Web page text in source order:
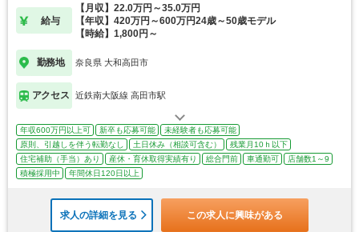
給与
【月収】22.0万円～35.0万円
【年収】420万円～600万円24歳～50歳モデル
【時給】1,800円～
勤務地 奈良県 大和高田市
アクセス 近鉄南大阪線 高田市駅
年収600万円以上可 新卒も応募可能
未経験者も応募可能
原則、引越しを伴う転勤なし
土日休み（相談可含む）
残業月10ｈ以下
住宅補助（手当）あり
産休・育休取得実績有り 総合門前 車通勤可
店舗数1～9
積極採用中
年間休日120日以上
求人の詳細を見る この求人に興味がある